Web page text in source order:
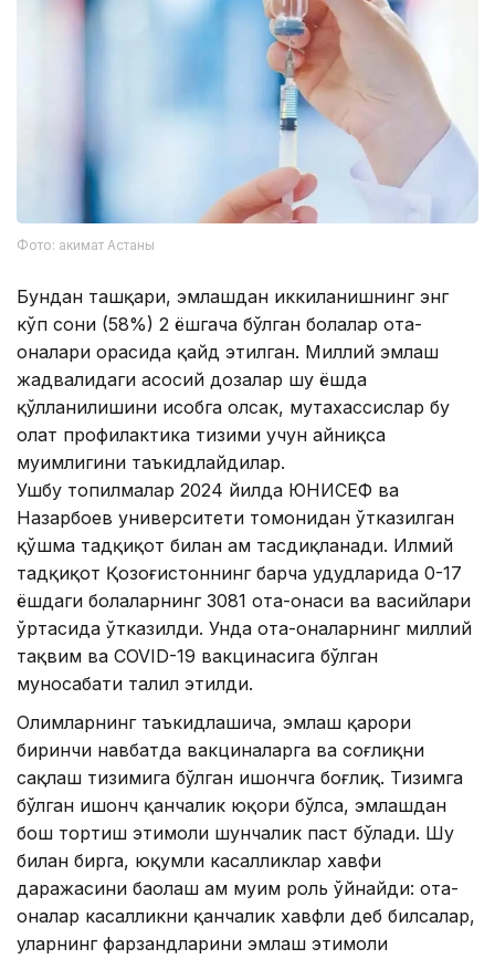
Фото: акимат Астаны
Бундан ташқари, эмлашдан иккиланишнинг энг
кўп сони (58%) 2 ёшгача бўлган болалар ота-
оналари орасида қайд этилган. Миллий эмлаш
жадвалидаги асосий дозалар шу ёшда
қўлланилишини ҳисобга олсак, мутахассислар бу
ҳолат профилактика тизими учун айниқса
муҳимлигини таъкидлайдилар.
Ушбу топилмалар 2024 йилда ЮНИCЕФ ва
Назарбоев университети томонидан ўтказилган
қўшма тадқиқот билан ҳам тасдиқланади. Илмий
тадқиқот Қозоғистоннинг барча ҳудудларида 0-17
ёшдаги болаларнинг 3081 ота-онаси ва васийлари
ўртасида ўтказилди. Унда ота-оналарнинг миллий
тақвим ва COVID-19 вакцинасига бўлган
муносабати таҳлил этилди.
Олимларнинг таъкидлашича, эмлаш қарори
биринчи навбатда вакциналарга ва соғлиқни
сақлаш тизимига бўлган ишончга боғлиқ. Тизимга
бўлган ишонч қанчалик юқори бўлса, эмлашдан
бош тортиш эҳтимоли шунчалик паст бўлади. Шу
билан бирга, юқумли касалликлар хавфи
даражасини баҳолаш ҳам муҳим роль ўйнайди: ота-
оналар касалликни қанчалик хавфли деб билсалар,
уларнинг фарзандларини эмлаш эҳтимоли